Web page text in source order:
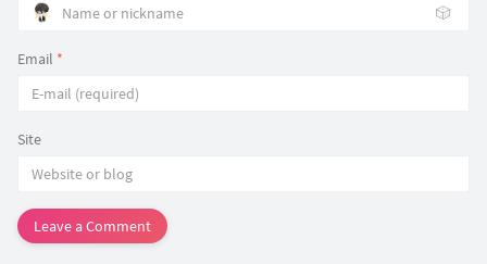
🎲
Email *
Site
Leave a Comment